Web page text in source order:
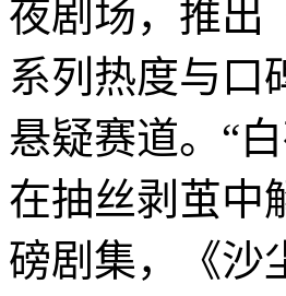
夜剧场，推出
系列热度与口
悬疑赛道。“
在抽丝剥茧中
磅剧集，《沙